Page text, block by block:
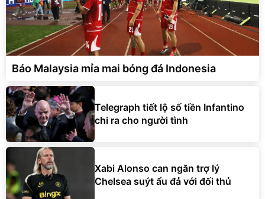
Báo Malaysia mỉa mai bóng đá Indonesia
Telegraph tiết lộ số tiền Infantino
chi ra cho người tình
Xabi Alonso can ngăn trợ lý
Chelsea suýt ẩu đả với đối thủ